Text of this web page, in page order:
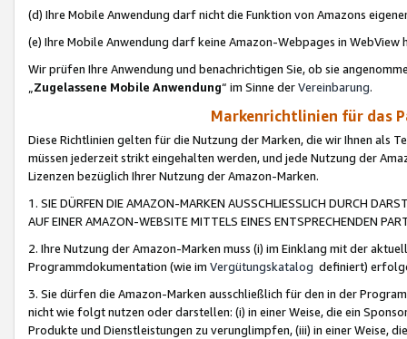
(d) Ihre Mobile Anwendung darf nicht die Funktion von Amazons
(e) Ihre Mobile Anwendung darf keine Amazon-Webpages in WebView
Wir prüfen Ihre Anwendung und benachrichtigen Sie, ob sie
„Zugelassene Mobile Anwendung“ im Sinne derVereinbarung.
Markenrichtlinien für das
Diese Richtlinien gelten für die Nutzung der Marken, die wir Ihnen als
müssen jederzeit strikt eingehalten werden, und jede Nutzung der
Lizenzen bezüglich Ihrer Nutzung der Amazon-Marken.
1. SIE DÜRFEN DIE AMAZON-MARKEN AUSSCHLIESSLICH DURCH
AUF EINER AMAZON-WEBSITE MITTELS EINES ENTSPRECHENDEN
2. Ihre Nutzung der Amazon-Marken muss (i) im Einklang mit der
Programmdokumentation (wie im Vergütungskatalog definiert)
3. Sie dürfen die Amazon-Marken ausschließlich für den in der
nicht wie folgt nutzen oder darstellen: (i) in einer Weise, die ein
Produkte und Dienstleistungen zu verunglimpfen, (iii) in einer Weise,